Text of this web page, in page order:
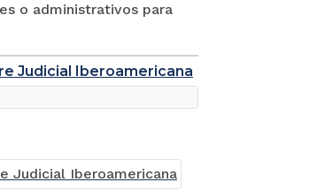
o administrativos para
Judicial Iberoamericana